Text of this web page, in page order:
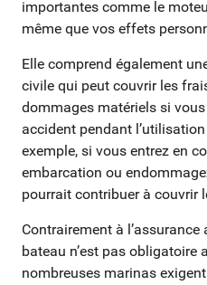
importantes comme le
même que vos effets
Elle comprend également
civile qui peut couvrir les
dommages matériels si
accident pendant
exemple, si vous entrez en
embarcation ou
pourrait contribuer à couvrir
Contrairement à l’assurance
bateau n’est pas obligatoire
nombreuses marinas